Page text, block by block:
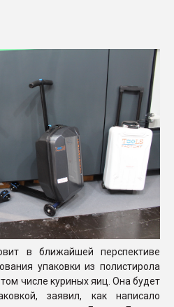
ПЕРЕЙТИ НА
в ближайшей перспективе
упаковки из полистирола
числе куриных яиц. Она будет
заявил, как написало